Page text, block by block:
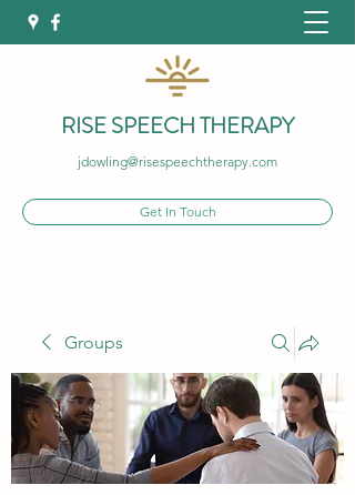
RISE SPEECH THERAPY
jdowling@risespeechtherapy.com
Get In Touch
Groups